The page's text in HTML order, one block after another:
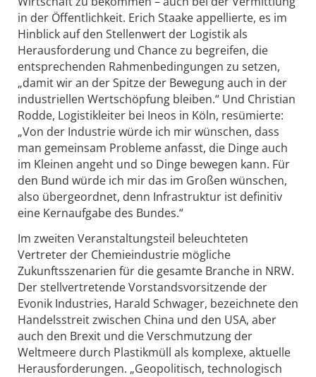
in der Öffentlichkeit. Erich Staake appellierte, es im
Hinblick auf den Stellenwert der Logistik als
Herausforderung und Chance zu begreifen, die
entsprechenden Rahmenbedingungen zu setzen,
„damit wir an der Spitze der Bewegung auch in der
industriellen Wertschöpfung bleiben.“ Und Christian
Rodde, Logistikleiter bei Ineos in Köln, resümierte:
„Von der Industrie würde ich mir wünschen, dass
man gemeinsam Probleme anfasst, die Dinge auch
im Kleinen angeht und so Dinge bewegen kann. Für
den Bund würde ich mir das im Großen wünschen,
also übergeordnet, denn Infrastruktur ist definitiv
eine Kernaufgabe des Bundes.“
Im zweiten Veranstaltungsteil beleuchteten
Vertreter der Chemieindustrie mögliche
Zukunftsszenarien für die gesamte Branche in NRW.
Der stellvertretende Vorstandsvorsitzende der
Evonik Industries, Harald Schwager, bezeichnete den
Handelsstreit zwischen China und den USA, aber
auch den Brexit und die Verschmutzung der
Weltmeere durch Plastikmüll als komplexe, aktuelle
Herausforderungen. „Geopolitisch, technologisch